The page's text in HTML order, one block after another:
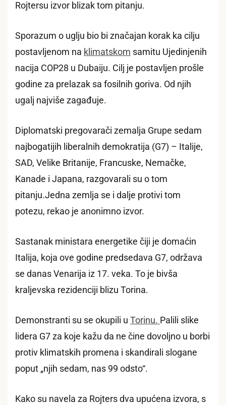
Rojtersu izvor blizak tom pitanju.
Sporazum o uglju bio bi značajan korak ka cilju
postavljenom na klimatskom samitu Ujedinjenih
nacija COP28 u Dubaiju. Cilj je postavljen prošle
godine za prelazak sa fosilnih goriva. Od njih
ugalj najviše zagađuje.
Diplomatski pregovarači zemalja Grupe sedam
najbogatijih liberalnih demokratija (G7) – Italije,
SAD, Velike Britanije, Francuske, Nemačke,
Kanade i Japana, razgovarali su o tom
pitanju.Jedna zemlja se i dalje protivi tom
potezu, rekao je anonimno izvor.
Sastanak ministara energetike čiji je domaćin
Italija, koja ove godine predsedava G7, održava
se danas Venarija iz 17. veka. To je bivša
kraljevska rezidenciji blizu Torina.
Demonstranti su se okupili u Torinu. Palili slike
lidera G7 za koje kažu da ne čine dovoljno u borbi
protiv klimatskih promena i skandirali slogane
poput „njih sedam, nas 99 odsto“.
Kako su navela za Rojters dva upućena izvora, s